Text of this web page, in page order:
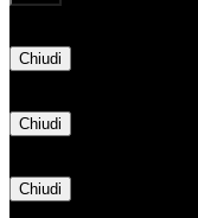
Chiudi
Chiudi
Chiudi